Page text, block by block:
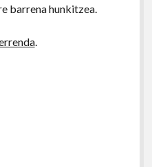
barrena hunkitzea.
.